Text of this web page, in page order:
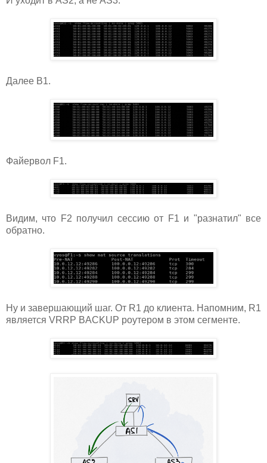
Далее B1.
Файервол F1.
Видим, что F2 получил сессию от F1 и "разнатил" все
обратно.
Ну и завершающий шаг. От R1 до клиента. Напомним, R1
является VRRP BACKUP роутером в этом сегменте.